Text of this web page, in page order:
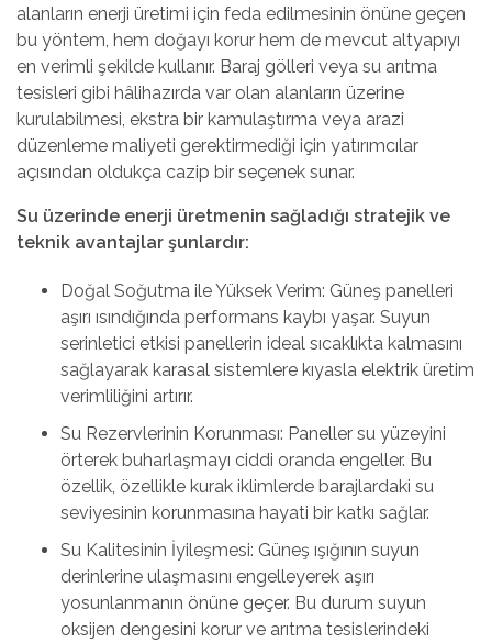
alanların enerji üretimi için feda edilmesinin önüne geçen
bu yöntem, hem doğayı korur hem de mevcut altyapıyı
en verimli şekilde kullanır. Baraj gölleri veya su arıtma
tesisleri gibi hâlihazırda var olan alanların üzerine
kurulabilmesi, ekstra bir kamulaştırma veya arazi
düzenleme maliyeti gerektirmediği için yatırımcılar
açısından oldukça cazip bir seçenek sunar.
Su üzerinde enerji üretmenin sağladığı stratejik ve
teknik avantajlar şunlardır:
Doğal Soğutma ile Yüksek Verim: Güneş panelleri
aşırı ısındığında performans kaybı yaşar. Suyun
serinletici etkisi panellerin ideal sıcaklıkta kalmasını
sağlayarak karasal sistemlere kıyasla elektrik üretim
verimliliğini artırır.
Su Rezervlerinin Korunması: Paneller su yüzeyini
örterek buharlaşmayı ciddi oranda engeller. Bu
özellik, özellikle kurak iklimlerde barajlardaki su
seviyesinin korunmasına hayati bir katkı sağlar.
Su Kalitesinin İyileşmesi: Güneş ışığının suyun
derinlerine ulaşmasını engelleyerek aşırı
yosunlanmanın önüne geçer. Bu durum suyun
oksijen dengesini korur ve arıtma tesislerindeki